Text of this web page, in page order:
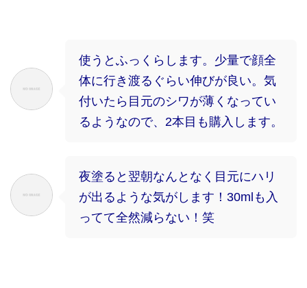
使うとふっくらします。少量で顔全
体に行き渡るぐらい伸びが良い。気
付いたら目元のシワが薄くなってい
るようなので、2本目も購入します。
夜塗ると翌朝なんとなく目元にハリ
が出るような気がします！30mlも入
ってて全然減らない！笑